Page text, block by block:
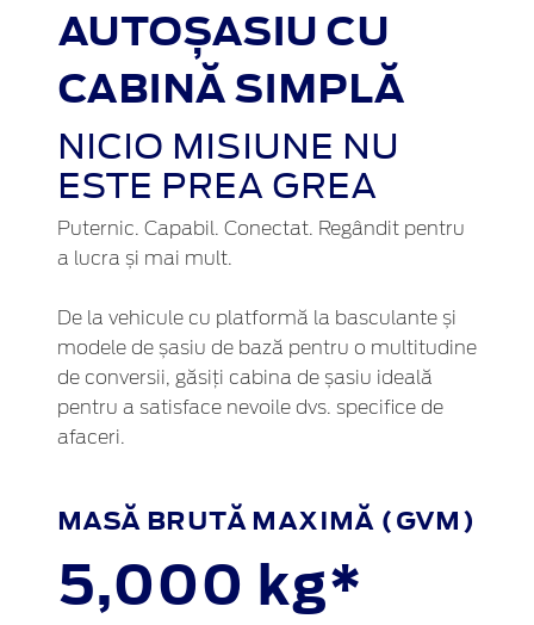
AUTOȘASIU CU
CABINĂ SIMPLĂ
NICIO MISIUNE NU
ESTE PREA GREA
Puternic. Capabil. Conectat. Regândit pentru
a lucra și mai mult.
De la vehicule cu platformă la basculante și
modele de șasiu de bază pentru o multitudine
de conversii, găsiți cabina de șasiu ideală
pentru a satisface nevoile dvs. specifice de
afaceri.
MASĂ BRUTĂ MAXIMĂ (GVM)
5,000 kg*